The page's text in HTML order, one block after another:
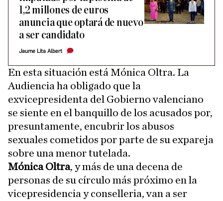
1,2 millones de euros
anuncia que optará de nuevo
a ser candidato
Jaume Lita Albert
En esta situación está Mónica Oltra. La
Audiencia ha obligado que la
exvicepresidenta del Gobierno valenciano
se siente en el banquillo de los acusados por,
presuntamente, encubrir los abusos
sexuales cometidos por parte de su expareja
sobre una menor tutelada.
Mónica Oltra, y más de una decena de
personas de su círculo más próximo en la
vicepresidencia y conselleria, van a ser